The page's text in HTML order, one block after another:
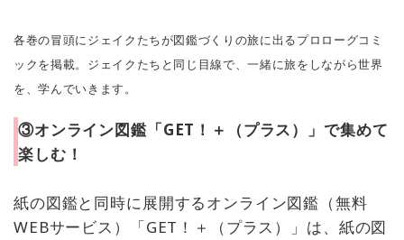
各巻の冒頭にジェイクたちが図鑑づくりの旅に出るプロローグコミ
ックを掲載。ジェイクたちと同じ目線で、一緒に旅をしながら世界
を、学んでいきます。
③オンライン図鑑「GET！＋（プラス）」で集めて
楽しむ！
紙の図鑑と同時に展開するオンライン図鑑（無料
WEBサービス）「GET！＋（プラス）」は、紙の図